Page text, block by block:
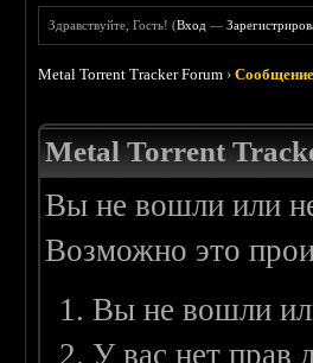
Здравствуйте, Гость! (Вход —
Metal Torrent Tracker Forum ›
Metal Torrent
Вы не вошли или
Возможно это
Вы не вошли
У вас нет прав